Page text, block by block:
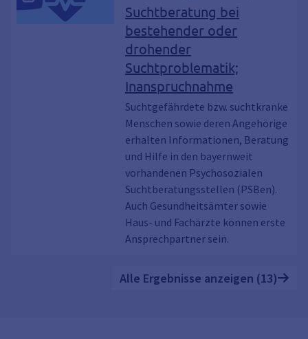
suchtgefährdete Menschen,
Suchtkrankenhilfe, Gesundheit, Drogen
und Sucht, Drogen- und Suchtberatung,
Beratung, Drogenberatung,
Beratungsstelle, Drogen,
Betäubungsmittel, BtM, Suchtkrank,
Abhängigkeit, Missbrauch, Alkohol,
Illegale Drogen, Substanzen, Cannabis,
Legal highs, Amphetamin, Meth, Crystal,
Kokain, Koks, Ecstasy, Extasy, MDMA,
Heroin, Opiate, Medikamente,
Glücksspiel, PC, Internet, Essstörungen,
HaLT, Therapie, Entgiftung, Entzug, Reha,
Nachsorge, Vermittlung, Substitution,
Alter und Sucht, Angehörige, Externe
Suchtberatung, Illegal, Straftat,
Suchtkranke Eltern, Suchtbelastete
Kiffen, MPU
Suchtberatung bei
bestehender oder
drohender
Suchtproblematik;
Inanspruchnahme
Suchtgefährdete bzw. suchtkranke
Menschen sowie deren Angehörige
erhalten Informationen, Beratung
und Hilfe in den bayernweit
vorhandenen Psychosozialen
Suchtberatungsstellen (PSBen).
Auch Gesundheitsämter sowie
Haus- und Fachärzte können erste
Ansprechpartner sein.
Alle Ergebnisse anzeigen (13)